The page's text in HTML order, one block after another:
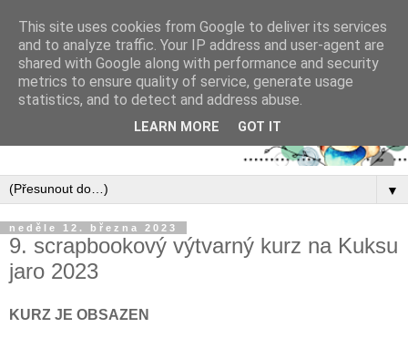
▼
neděle 12. března 2023
9. scrapbookový výtvarný kurz na Kuksu
jaro 2023
KURZ JE OBSAZEN
This site uses cookies from Google to deliver its services
and to analyze traffic. Your IP address and user-agent are
shared with Google along with performance and security
metrics to ensure quality of service, generate usage
statistics, and to detect and address abuse.
LEARN MORE GOT IT